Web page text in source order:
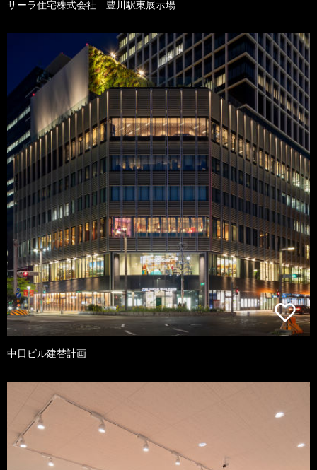
サーラ住宅株式会社 豊川駅東展示場
中日ビル建替計画